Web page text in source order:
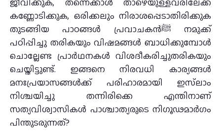
ജീവിക്കുക, തന്നെക്കാള്‍ താഴെയുള്ളവരിലേക്ക്
കണ്ണോടിക്കുക, ഒരിക്കലും നിരാശപ്പെടാതിരിക്കുക
തുടങ്ങിയ പാഠങ്ങള്‍ പ്രവാചകൻﷺ നമുക്ക്
പഠിപ്പിച്ചു തരികയും വിഷമങ്ങള്‍ ബാധിക്കുമ്പോള്‍
ചൊല്ലേണ്ട പ്രാര്‍ഥനകള്‍ വിശദീകരിച്ചുതരികയും
ചെയ്തിട്ടുണ്ട്. ഇങ്ങനെ നിരവധി കാര്യങ്ങള്‍
മനഃപ്രയാസങ്ങള്‍ക്ക് പരിഹാരമായി ഇസ്‌ലാം
നിശ്ചയിച്ചു തന്നിരിക്കെ എന്തിനാണ്
സത്യവിശ്വാസികള്‍ പാശ്ചാത്യരുടെ നിഗൂഢമാര്‍ഗം
പിന്തുടരുന്നത്?